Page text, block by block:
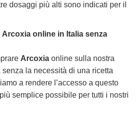
dosaggi più alti sono indicati per il
Arcoxiaonline in Italia senza
Arcoxiaonline sulla nostra
senza la necessità di una ricetta
a rendere l’accesso a questo
semplice possibile per tutti i nostri